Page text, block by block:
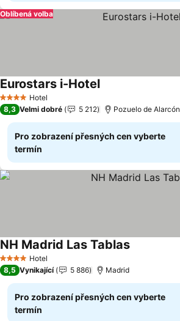
Oblíbená volba
4 Počet hvězdiček
Hotel
Eurostars i-Hotel
8,3 Velmi dobré 5 212 Pozuelo de Alarcón
Pro zobrazení přesných cen vyberte
termín
4 Počet hvězdiček
Hotel
NH Madrid Las Tablas
8,5 Vynikající 5 886 Madrid
Pro zobrazení přesných cen vyberte
termín